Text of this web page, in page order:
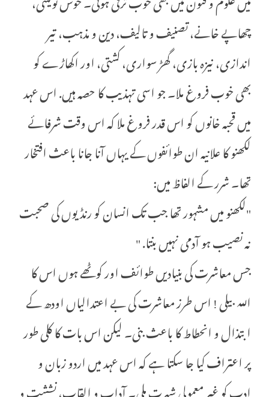
چھاپے خانے، تصنیف و تالیف، دین و مذہب، تیر
اندازی، نیزہ بازی، گھڑ سواری، کشتی، اور اکھاڑے کو
بھی خوب فروغ ملا۔ جو اسی تہذیب کا حصہ ہیں. اس عہد
میں قحبہ خانوں کو اس قدر فروغ ملا کہ اس وقت شرفائے
لکھنو کا علانیہ ان طوائفوں کے یہاں آنا جانا باعث افتخار
تھا۔ شرر کے الفاظ میں:
"لکھنو میں مشہور تھا جب تک انسان کو رنڈیوں کی صحبت
نہ نصیب ہو آدمی نہیں بنتا. "
جس معاشرت کی بنیادیں طوائف اور کوٹھے ہوں اس کا
اللہ بیلی ! اس طرز معاشرت کی بے اعتدالیاں اودھ کے
ابتذال و انحطاط کا باعث بنی۔ لیکن اس بات کا کلی طور
پر اعتراف کیا جا سکتا ہے کہ اس عہد میں اردو زبان و
ادب کو غیر معمولی شہرت ملی۔ آداب و القاب، نششت و